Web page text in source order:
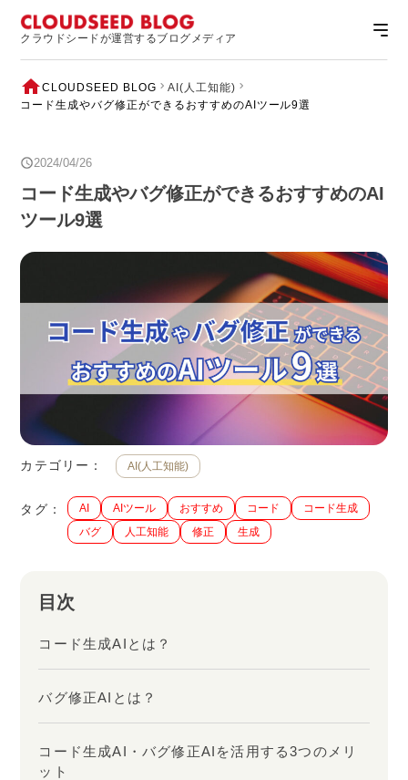
クラウドシードが運営するブログメディア
CLOUDSEED BLOG
AI(人工知能)
コード生成やバグ修正ができるおすすめのAIツール9選
2024/04/26
コード生成やバグ修正ができるおすすめのAI
ツール9選
カテゴリー： AI(人工知能)
タグ： AI AIツール おすすめ コード
コード生成
バグ
人工知能 修正 生成
目次
コード生成AIとは？
バグ修正AIとは？
コード生成AI・バグ修正AIを活用する3つのメリ
ット